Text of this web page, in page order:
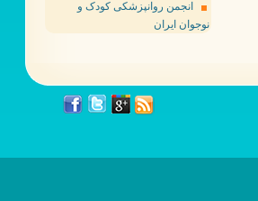
انجمن روانپزشکی کودک و
نوجوان ایران